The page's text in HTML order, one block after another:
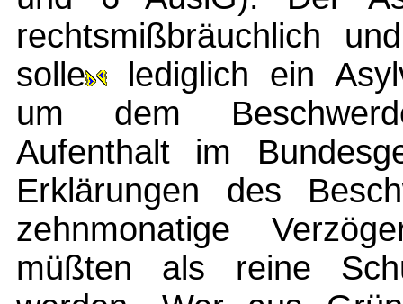
rechtsmißbräuchlich
solle
lediglich ein
um dem
Aufenthalt im
Erklärungen des
zehnmonatige
müßten als reine